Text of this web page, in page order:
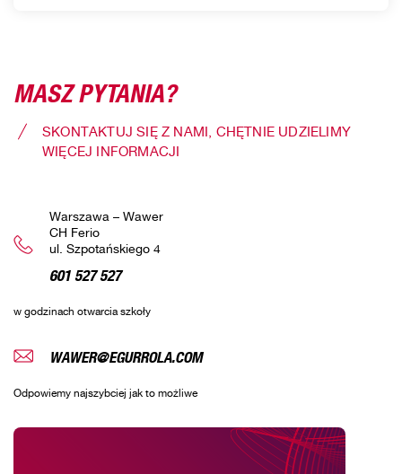
SKONTAKTUJ SIĘ Z NAMI, CHĘTNIE UDZIELIMY
WIĘCEJ INFORMACJI
MASZ PYTANIA?
Warszawa – Wawer
CH Ferio
ul. Szpotańskiego 4
601 527 527
w godzinach otwarcia szkoły
WAWER@EGURROLA.COM
Odpowiemy najszybciej jak to możliwe